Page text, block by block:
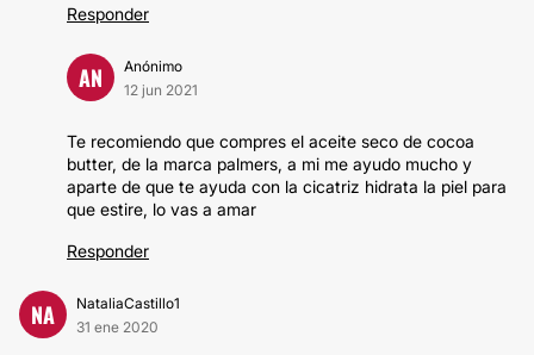
Responder
AN
Anónimo
12 jun 2021
Te recomiendo que compres el aceite seco de cocoa
butter, de la marca palmers, a mi me ayudo mucho y
aparte de que te ayuda con la cicatriz hidrata la piel para
que estire, lo vas a amar
Responder
NA
NataliaCastillo1
31 ene 2020